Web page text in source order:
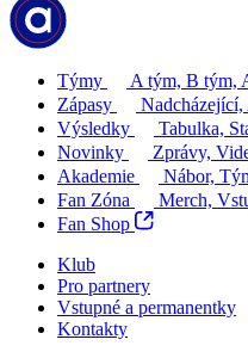
Týmy
A tým, B tým,
Zápasy
Výsledky
Tabulka,
Novinky
Zprávy,
Akademie
Nábor,
Fan Zóna
Merch,
Fan Shop
Klub
Pro partnery
Vstupné a permanentky
Kontakty